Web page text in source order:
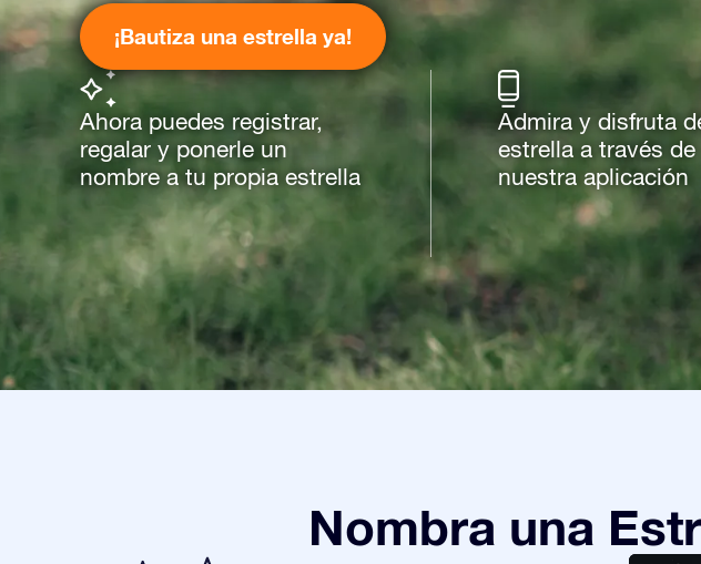
¡Bautiza una estrella ya!
Ahora puedes registrar,
regalar y ponerle un
nombre a tu propia estrella
Admira y disfruta
estrella a través de
nuestra aplicación
Nombra una